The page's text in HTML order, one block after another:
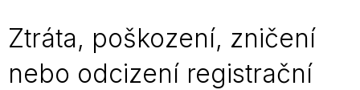
Ztráta, poškození, zničení
nebo odcizení registrační